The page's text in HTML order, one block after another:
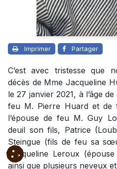
Imprimer Partager
C’est avec tristesse que
décès de Mme Jacqueline
le 27 janvier 2021, à l’âge
feu M. Pierre Huard et de
l’épouse de feu M. Guy
deuil son fils, Patrice
Steingue (fils de feu sa
Jacqueline Leroux
ainsi que plusieurs neveux